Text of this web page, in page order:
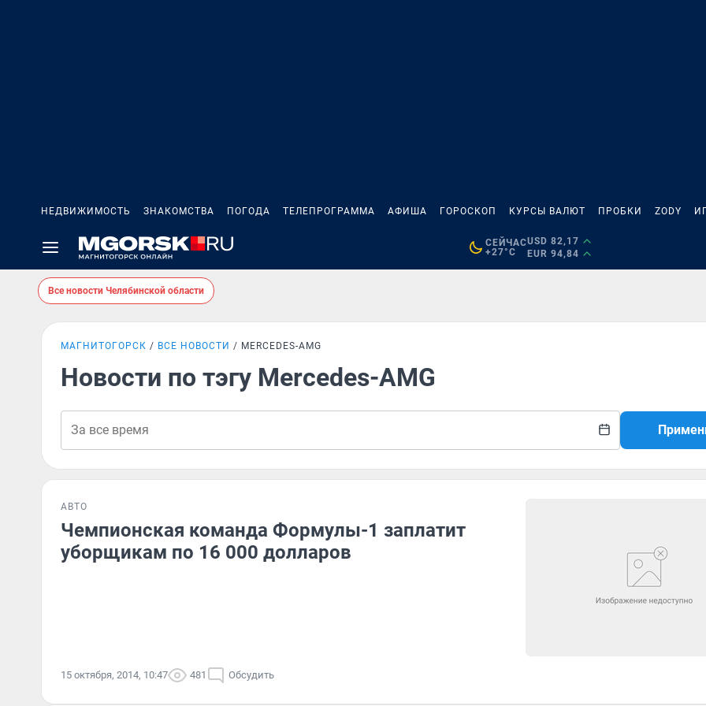
НЕДВИЖИМОСТЬ ЗНАКОМСТВА ПОГОДА ТЕЛЕПРОГРАММА АФИША ГОРОСКОП КУРСЫ ВАЛЮТ ПРОБКИ ZODY
СЕЙЧАС
+27°C
USD 82,17
EUR 94,84
Все новости Челябинской области
МАГНИТОГОРСК ВСЕ НОВОСТИ MERCEDES-AMG
Новости по тэгу Mercedes-AMG
АВТО
Чемпионская команда Формулы-1 заплатит
уборщикам по 16 000 долларов
15 октября, 2014, 10:47 481 Обсудить